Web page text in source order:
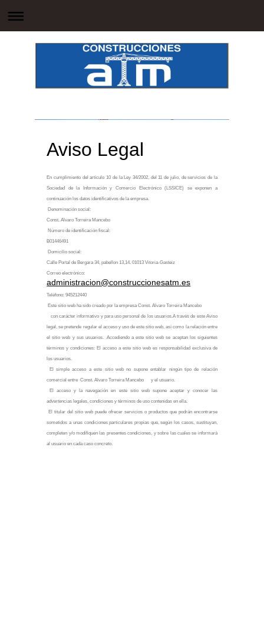
Aviso Legal
En cumplimiento del artículo 10 de la Ley 34/2002, del 11 de julio, de servicios de la
Sociedad de la Información y Comercio Electrónico (LSSICE) se exponen a
continuación los datos identificativos de la empresa.
Denominación social:
Const. Alvaro Torreira Mancebo
Número de identificación fiscal:
B01446491
Domicilio social:
Calle Portal de Bergara 34, pabellon 13,14. 01013 Vitoria-Gasteiz
Correo electrónico:
administracion@construccionesatm.es
Teléfono: 945212440
Este sitio web ha sido creado por la empresaConst. Alvaro Torreira Mancebo
con carácter informativo y para uso personal de los usuarios.A través de este Aviso
legal, se pretende regular el acceso y uso de este sitio web, así como la relación entre
el sitio web y sus usuarios. Accediendo a este sitio web se aceptan los siguientes
términos y condiciones: El acceso a este sitio web es responsabilidad exclusiva de
los usuarios.
El simple acceso a este sitio web no supone entablar ningún tipo de relación
comercial entre Const. Alvaro Torreira Mancebo
y el usuario.
El acceso y la navegación en este sitio web supone aceptar y conocer las
advertencias legales, condiciones y términos de uso contenidas en ella.
El titular del sitio web puede ofrecer servicios o productos que podrán encontrarse
sometidos a unas condiciones particulares propias que, según los casos, sustituyan,
completen y/o modifiquen las presentes condiciones, y sobre las cuales se informará
al usuario en cada caso concreto.